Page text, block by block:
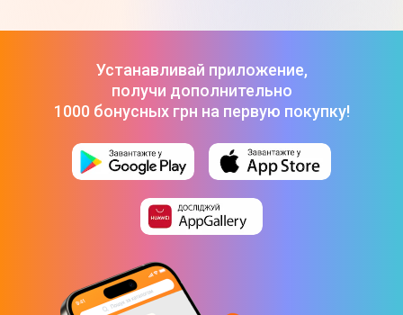
Керамика
Физические характеристики
Устанавливай приложение,
получи дополнительно
1000 бонусных грн на первую покупку!